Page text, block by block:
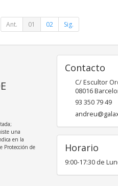
Ant. 01 02 Sig.
una
en la
Protección de
Contacto
C/ Escultor
08016
93 350 79 49
Horario
9:00-17:30 de